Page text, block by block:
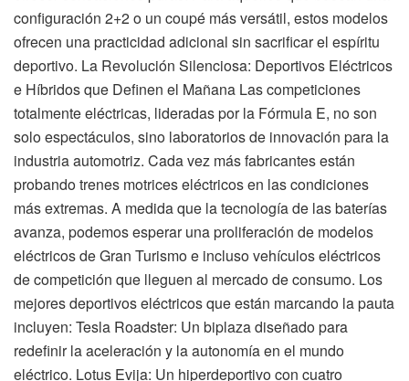
configuración 2+2 o un coupé más versátil, estos modelos
ofrecen una practicidad adicional sin sacrificar el espíritu
deportivo. La Revolución Silenciosa: Deportivos Eléctricos
e Híbridos que Definen el Mañana Las competiciones
totalmente eléctricas, lideradas por la Fórmula E, no son
solo espectáculos, sino laboratorios de innovación para la
industria automotriz. Cada vez más fabricantes están
probando trenes motrices eléctricos en las condiciones
más extremas. A medida que la tecnología de las baterías
avanza, podemos esperar una proliferación de modelos
eléctricos de Gran Turismo e incluso vehículos eléctricos
de competición que lleguen al mercado de consumo. Los
mejores deportivos eléctricos que están marcando la pauta
incluyen: Tesla Roadster: Un biplaza diseñado para
redefinir la aceleración y la autonomía en el mundo
eléctrico. Lotus Evija: Un hiperdeportivo con cuatro